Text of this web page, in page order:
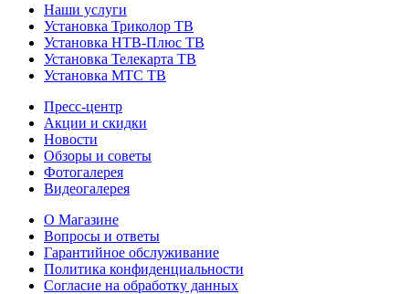
Наши услуги
Установка Триколор ТВ
Установка НТВ-Плюс ТВ
Установка Телекарта ТВ
Установка МТС ТВ
Пресс-центр
Акции и скидки
Новости
Обзоры и советы
Фотогалерея
Видеогалерея
О Магазине
Вопросы и ответы
Гарантийное обслуживание
Политика конфиденциальности
Согласие на обработку данных